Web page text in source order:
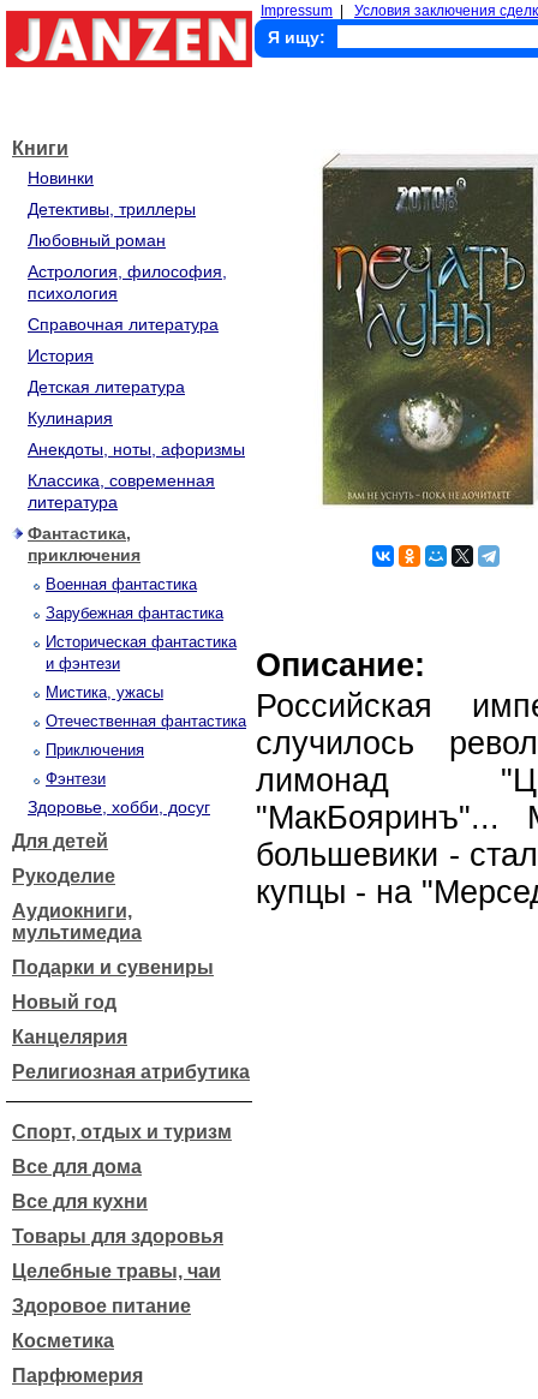
Impressum Условия заключения
Я ищу:
Книги
Новинки
Детективы, триллеры
Любовный роман
Астрология, философия,
психология
Справочная литература
История
Детская литература
Кулинария
Анекдоты, ноты, афоризмы
Классика, современная
литература
Фантастика,
приключения
Военная фантастика
Зарубежная фантастика
Историческая фантастика
и фэнтези
Мистика, ужасы
Отечественная фантастика
Приключения
Фэнтези
Здоровье, хобби, досуг
Для детей
Рукоделие
Аудиокниги,
мультимедиа
Подарки и сувениры
Новый год
Канцелярия
Религиозная атрибутика
Спорт, отдых и туризм
Все для дома
Все для кухни
Товары для здоровья
Целебные травы, чаи
Здоровое питание
Косметика
Парфюмерия
Описание:
Российская
случилось
лимонад
"МакБояринъ"...
большевики -
купцы - на